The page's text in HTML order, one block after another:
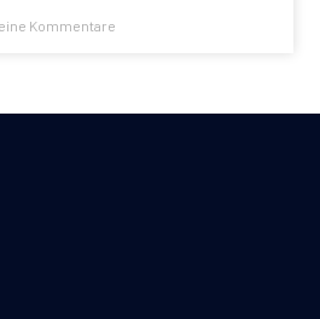
Kommentare